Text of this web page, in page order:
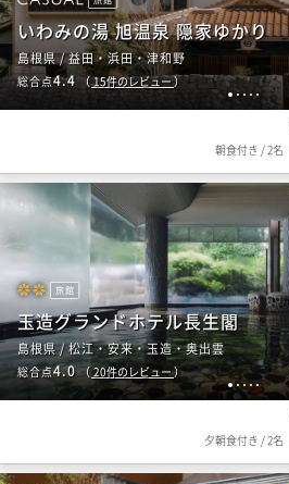
123 4 5
いわみの湯 旭温泉 隠家ゆかり
島根県 / 益田・浜田・津和野
総合点4.4（15件のレビュー）
朝食付き /2名
12345
旅館
玉造グランドホテル長生閣
島根県 / 松江・安来・玉造・奥出雲
総合点4.0（20件のレビュー）
夕朝食付き /2名